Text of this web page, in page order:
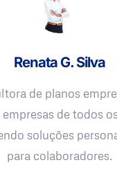
Renata G. Silva
de planos
de todos
soluções
para colaboradores.